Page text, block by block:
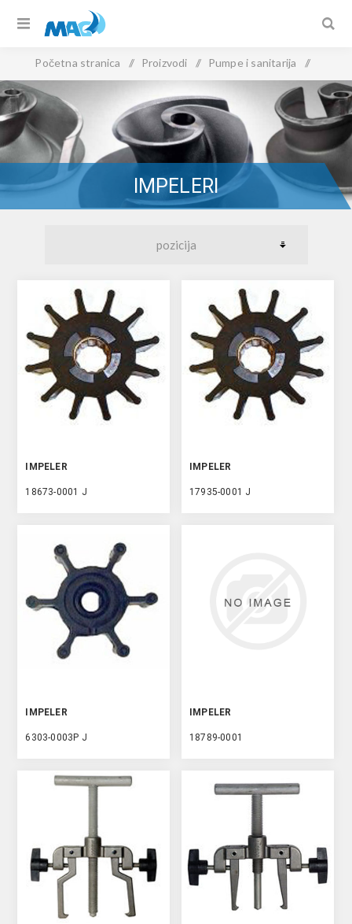
Početna stranica / Proizvodi / Pumpe i sanitarija /
Impeleri
IMPELERI
IMPELER
18673-0001 J
IMPELER
17935-0001 J
IMPELER
6303-0003P J
IMPELER
18789-0001